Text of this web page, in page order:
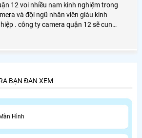
12 voi nhiều nam kinh nghiệm trong
và đội ngũ nhân viên giàu kinh
. công ty camera quận 12 sẽ cung
BẠN ĐAN XEM
Hình